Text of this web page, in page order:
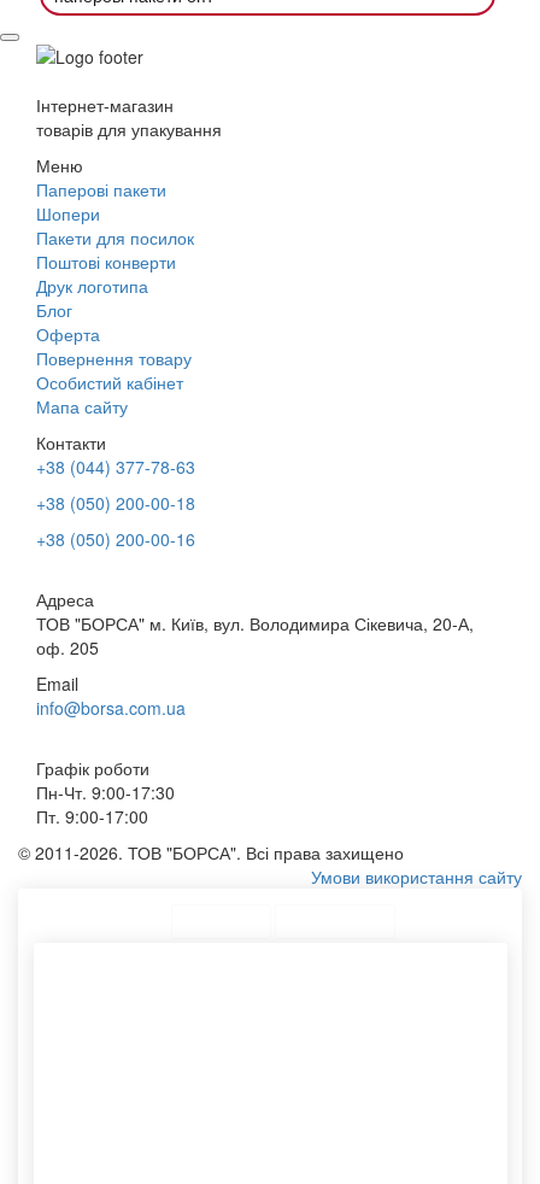
Інтернет-магазин
товарів для упакування
Меню
Паперові пакети
Шопери
Пакети для посилок
Поштові конверти
Друк логотипа
Блог
Оферта
Повернення товару
Особистий кабінет
Мапа сайту
Контакти
+38 (044) 377-78-63
+38 (050) 200-00-18
+38 (050) 200-00-16
Адреса
ТОВ "БОРСА" м. Київ, вул. Володимира Сікевича, 20-А,
оф. 205
Email
info@borsa.com.ua
Графік роботи
Пн-Чт. 9:00-17:30
Пт. 9:00-17:00
© 2011-2026. ТОВ "БОРСА". Всі права захищено
Умови використання сайту